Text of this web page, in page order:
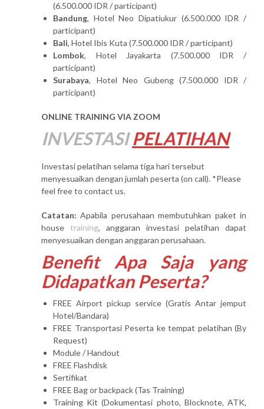
(6.500.000 IDR / participant)
Bandung, Hotel Neo Dipatiukur (6.500.000 IDR /
participant)
Bali, Hotel Ibis Kuta (7.500.000 IDR / participant)
Lombok, Hotel Jayakarta (7.500.000 IDR /
participant)
Surabaya, Hotel Neo Gubeng (7.500.000 IDR /
participant)
ONLINE TRAINING VIA ZOOM
INVESTASI PELATIHAN
Investasi pelatihan selama tiga hari tersebut
menyesuaikan dengan jumlah peserta (on call). *Please
feel free to contact us.
Catatan: Apabila perusahaan membutuhkan paket in
house training, anggaran investasi pelatihan dapat
menyesuaikan dengan anggaran perusahaan.
Benefit Apa Saja yang
Didapatkan Peserta?
FREE Airport pickup service (Gratis Antar jemput
Hotel/Bandara)
FREE Transportasi Peserta ke tempat pelatihan (By
Request)
Module / Handout
FREE Flashdisk
Sertifikat
FREE Bag or backpack (Tas Training)
Training Kit (Dokumentasi photo, Blocknote, ATK,